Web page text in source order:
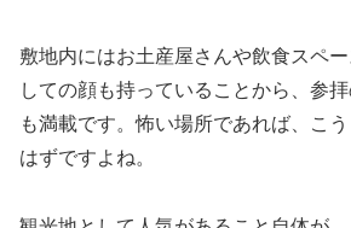
敷地内にはお土産屋さんや飲食スペ
しての顔も持っていることから、参
も満載です。怖い場所であれば、こ
はずですよね。